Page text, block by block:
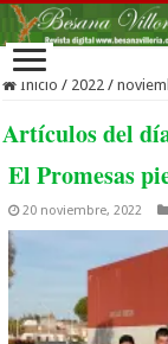
Inicio / 2022 /
Artículos del
El Promesas
20 noviembre, 2022